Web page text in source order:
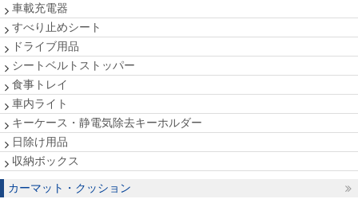
車載充電器
すべり止めシート
ドライブ用品
シートベルトストッパー
食事トレイ
車内ライト
キーケース・静電気除去キーホルダー
日除け用品
収納ボックス
カーマット・クッション